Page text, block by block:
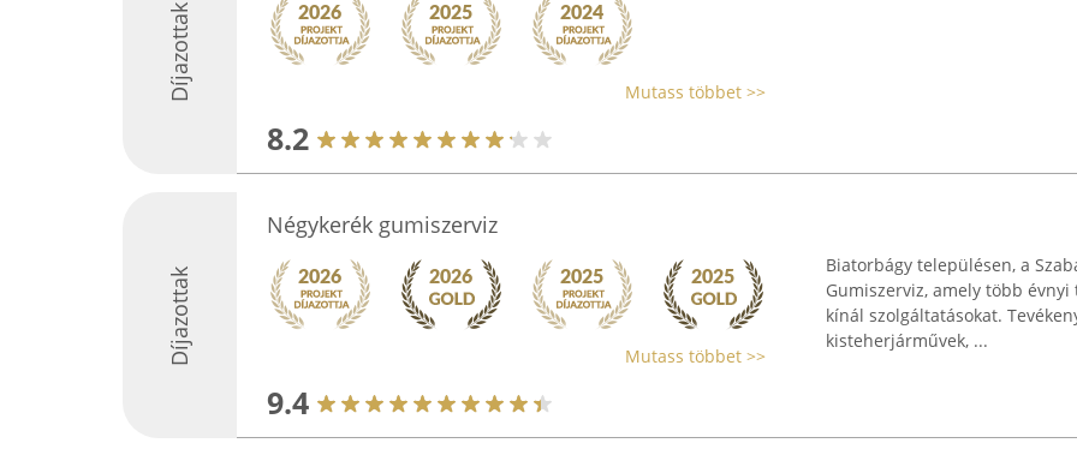
Díjazottak Mutass többet >>
8.2
Díjazottak
Négykerék gumiszerviz
Mutass többet >>
9.4
Biatorbágy településen, a
Gumiszerviz, amely több
kínál szolgáltatásokat.
kisteherjárművek, ...